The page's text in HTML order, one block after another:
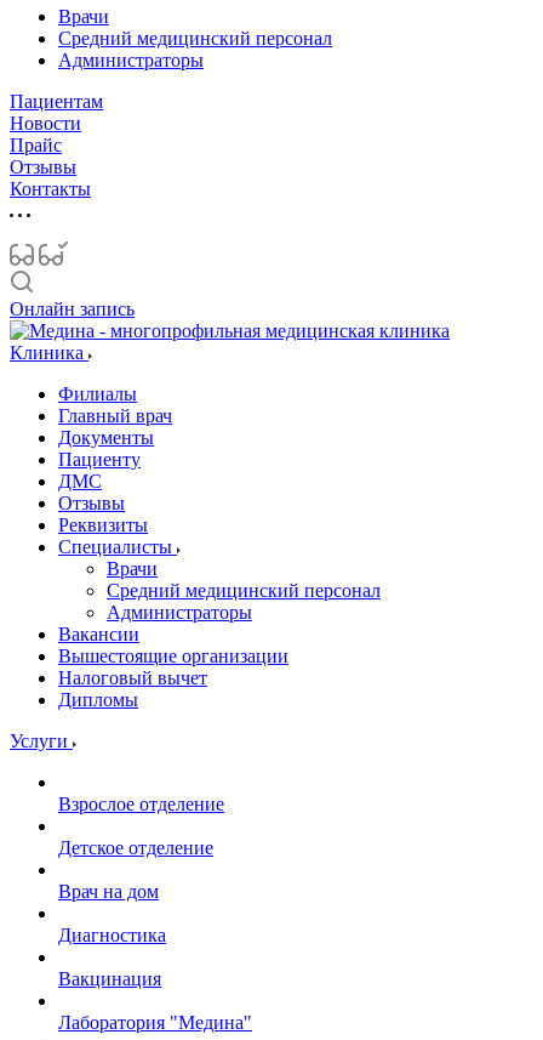
Врачи
Средний медицинский персонал
Администраторы
Пациентам
Новости
Прайс
Отзывы
Контакты
Онлайн запись
Клиника
Филиалы
Главный врач
Документы
Пациенту
ДМС
Отзывы
Реквизиты
Специалисты
Врачи
Средний медицинский персонал
Администраторы
Вакансии
Вышестоящие организации
Налоговый вычет
Дипломы
Услуги
Взрослое отделение
Детское отделение
Врач на дом
Диагностика
Вакцинация
Лаборатория "Медина"